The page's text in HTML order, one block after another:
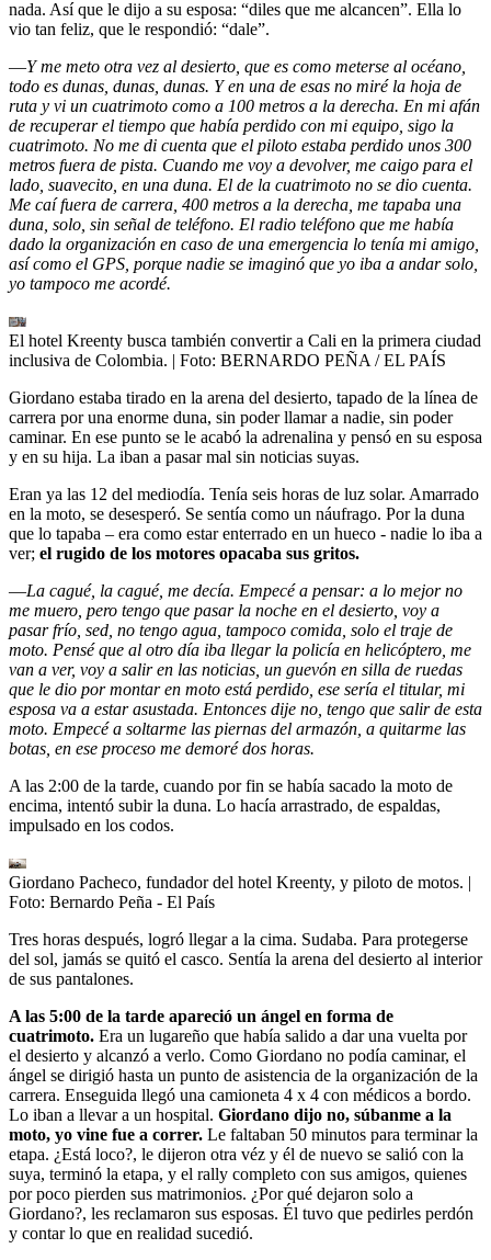
nada. Así que le dijo a su esposa: “diles que me alcancen”. Ella lo
vio tan feliz, que le respondió: “dale”.
—Y me meto otra vez al desierto, que es como meterse al océano,
todo es dunas, dunas, dunas. Y en una de esas no miré la hoja de
ruta y vi un cuatrimoto como a 100 metros a la derecha. En mi afán
de recuperar el tiempo que había perdido con mi equipo, sigo la
cuatrimoto. No me di cuenta que el piloto estaba perdido unos 300
metros fuera de pista. Cuando me voy a devolver, me caigo para el
lado, suavecito, en una duna. El de la cuatrimoto no se dio cuenta.
Me caí fuera de carrera, 400 metros a la derecha, me tapaba una
duna, solo, sin señal de teléfono. El radio teléfono que me había
dado la organización en caso de una emergencia lo tenía mi amigo,
así como el GPS, porque nadie se imaginó que yo iba a andar solo,
yo tampoco me acordé.
El hotel Kreenty busca también convertir a Cali en la primera ciudad
inclusiva de Colombia. | Foto: BERNARDO PEÑA / EL PAÍS
Giordano estaba tirado en la arena del desierto, tapado de la línea de
carrera por una enorme duna, sin poder llamar a nadie, sin poder
caminar. En ese punto se le acabó la adrenalina y pensó en su esposa
y en su hija. La iban a pasar mal sin noticias suyas.
Eran ya las 12 del mediodía. Tenía seis horas de luz solar. Amarrado
en la moto, se desesperó. Se sentía como un náufrago. Por la duna
que lo tapaba – era como estar enterrado en un hueco - nadie lo iba a
ver; el rugido de los motores opacaba sus gritos.
—La cagué, la cagué, me decía. Empecé a pensar: a lo mejor no
me muero, pero tengo que pasar la noche en el desierto, voy a
pasar frío, sed, no tengo agua, tampoco comida, solo el traje de
moto. Pensé que al otro día iba llegar la policía en helicóptero, me
van a ver, voy a salir en las noticias, un guevón en silla de ruedas
que le dio por montar en moto está perdido, ese sería el titular, mi
esposa va a estar asustada. Entonces dije no, tengo que salir de esta
moto. Empecé a soltarme las piernas del armazón, a quitarme las
botas, en ese proceso me demoré dos horas.
A las 2:00 de la tarde, cuando por fin se había sacado la moto de
encima, intentó subir la duna. Lo hacía arrastrado, de espaldas,
impulsado en los codos.
Giordano Pacheco, fundador del hotel Kreenty, y piloto de motos. |
Foto: Bernardo Peña - El País
Tres horas después, logró llegar a la cima. Sudaba. Para protegerse
del sol, jamás se quitó el casco. Sentía la arena del desierto al interior
de sus pantalones.
A las 5:00 de la tarde apareció un ángel en forma de
cuatrimoto. Era un lugareño que había salido a dar una vuelta por
el desierto y alcanzó a verlo. Como Giordano no podía caminar, el
ángel se dirigió hasta un punto de asistencia de la organización de la
carrera. Enseguida llegó una camioneta 4 x 4 con médicos a bordo.
Lo iban a llevar a un hospital. Giordano dijo no, súbanme a la
moto, yo vine fue a correr. Le faltaban 50 minutos para terminar la
etapa. ¿Está loco?, le dijeron otra véz y él de nuevo se salió con la
suya, terminó la etapa, y el rally completo con sus amigos, quienes
por poco pierden sus matrimonios. ¿Por qué dejaron solo a
Giordano?, les reclamaron sus esposas. Él tuvo que pedirles perdón
y contar lo que en realidad sucedió.